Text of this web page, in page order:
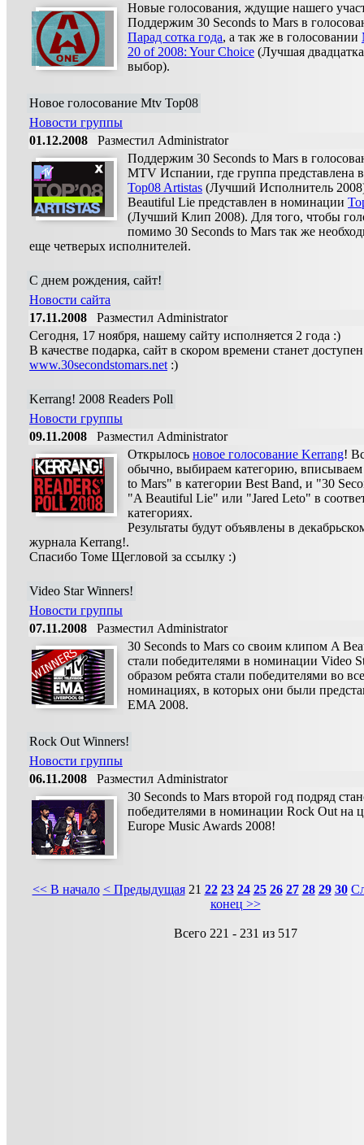
Новые голосования, ждущие нашего
Поддержим 30 Seconds to Mars в
Парад сотка года, а так же в голосовании
20 of 2008: Your Choice (Лучшая
выбор).
Новое голосование Mtv Top08
Новости группы
01.12.2008 Разместил Administrator
Поддержим 30 Seconds to Mars в
MTV Испании, где группа представлена
Top08 Artistas (Лучший Исполнитель
Beautiful Lie представлен в номинации
(Лучший Клип 2008). Для того, чтобы
помимо 30 Seconds to Mars так же
еще четверых исполнителей.
С днем рождения, сайт!
Новости сайта
17.11.2008 Разместил Administrator
Сегодня, 17 ноября, нашему сайту исполняется 2 года :)
В качестве подарка, сайт в скором времени станет
www.30secondstomars.net :)
Kerrang! 2008 Readers Poll
Новости группы
09.11.2008 Разместил Administrator
Открылось новое голосование Kerrang!
обычно, выбираем категорию, вписываем
to Mars" в категории Best Band, и "30
"A Beautiful Lie" или "Jared Leto" в
категориях.
Результаты будут объявлены в
журнала Kerrang!.
Спасибо Томе Щегловой за ссылку :)
Video Star Winners!
Новости группы
07.11.2008 Разместил Administrator
30 Seconds to Mars со своим клипом A
cтали победителями в номинации Video
образом ребята стали победителями во
номинациях, в которых они были
EMA 2008.
Rock Out Winners!
Новости группы
06.11.2008 Разместил Administrator
30 Seconds to Mars второй год подряд
победителями в номинации Rock Out на
Europe Music Awards 2008!
<< В начало < Предыдущая 21 22 23 24 25 26 27 28 29 30
конец >>
Всего 221 - 231 из 517